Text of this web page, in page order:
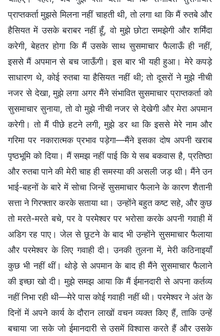
प्राप्तकर्ता मुझसे मिलना नहीं चाहती थी, तो लगा था कि मैं रुतबे और
हैसियत में उसके बराबर नहीं हूँ, वो मुझे छोटा समझेगी और शर्मिंदा
करेगी, बेहतर होगा कि मैं उसके साथ सुसमाचार फैलाऊँ ही नहीं,
इससे मैं अपमान से बच जाऊँगी। इस बार भी यही हुआ। मेरे कपड़े
साधारण थे, कोई रुतबा या हैसियत नहीं थी; तो दूसरों ने मुझे नीची
नजर से देखा, मुझे लगा अगर मैंने संभावित सुसमाचार प्राप्तकर्ता को
सुसमाचार सुनाया, तो वो मुझे नीची नजर से देखेगी और मेरा अपमान
करेगी। तो मैं पीछे हटने लगी, मुझे डर था कि इससे मेरे नाम और
गरिमा पर नकारात्मक प्रभाव पड़ेगा—मैंने इसका दोष अपनी खराब
पृष्ठभूमि को दिया। मैं समझ नहीं पाई कि ये सब बकवास है, प्रतिष्ठा
और रुतबा पाने की मेरी चाह ही समस्या की असली जड़ थी। मैंने उन
भाई-बहनों के बारे में सोचा जिन्हें सुसमाचार फैलाने के कारण शैतानी
सत्ता ने गिरफ्तार करके सताया था। उन्होंने बहुत कष्ट सहे, और कुछ
तो मरते-मरते बचे, पर वे परमेश्वर पर भरोसा करके अपनी गवाही में
अडिग रह पाए। जेल से छूटने के बाद भी उन्होंने सुसमाचार फैलाया
और परमेश्वर के लिए गवाही दी। उनकी तुलना में, मेरी कठिनाइयाँ
कुछ भी नहीं थीं। थोड़े से अपमान के बाद ही मैंने सुसमाचार फैलाने
की इच्छा खो दी। मुझे समझ आया कि मैं ईमानदारी से अपना कर्तव्य
नहीं निभा रही थी—मेरे पास कोई गवाही नहीं थी। परमेश्वर ने अंत के
दिनों में अपने कार्य के दौरान लाखों वचन व्यक्त किए हैं, ताकि उन्हें
बचाया जा सके जो ईमानदारी से उसमें विश्वास करते हैं और उसके